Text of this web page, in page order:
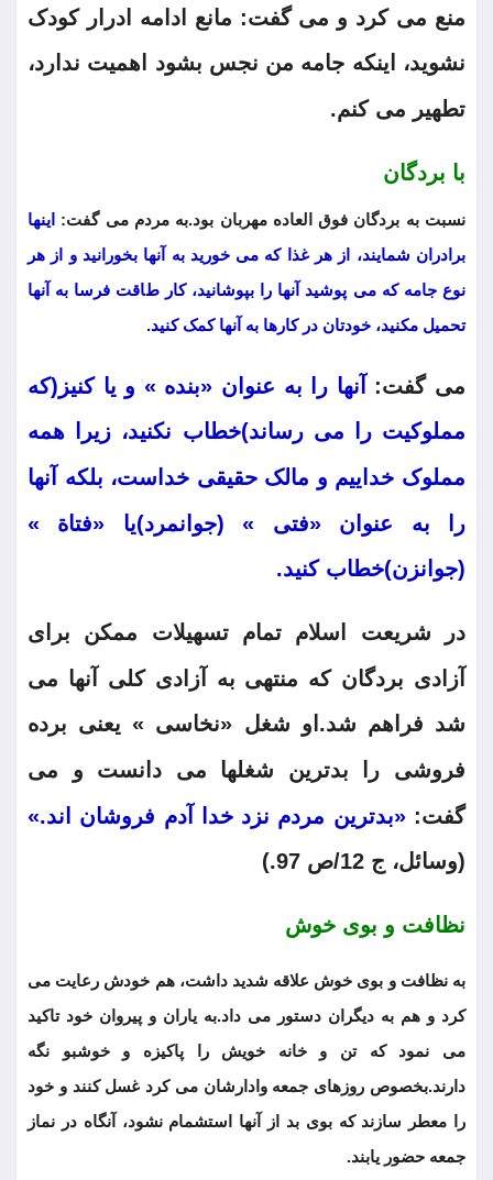
منع می کرد و می گفت: مانع ادامه ادرار کودک
نشوید، اینکه جامه من نجس بشود اهمیت ندارد،
تطهیر می کنم.
با بردگان
نسبت به بردگان فوق العاده مهربان بود.به مردم می گفت: اینها
برادران شمایند، از هر غذا که می خورید به آنها بخورانید و از هر
نوع جامه که می پوشید آنها را بپوشانید، کار طاقت فرسا به آنها
تحمیل مکنید، خودتان در کارها به آنها کمک کنید.
می گفت:
آنها را به عنوان «بنده » و یا کنیز(که
مملوکیت را می رساند)خطاب نکنید، زیرا همه
مملوک خداییم و مالک حقیقی خداست، بلکه آنها
را به عنوان «فتی » (جوانمرد)یا «فتاة »
(جوانزن)خطاب کنید.
در شریعت اسلام تمام تسهیلات ممکن برای
آزادی بردگان که منتهی به آزادی کلی آنها می
شد فراهم شد.او شغل «نخاسی » یعنی برده
فروشی را بدترین شغلها می دانست و می
گفت:«بدترین مردم نزد خدا آدم فروشان اند.»
(وسائل، ج 12/ص 97.)
نظافت و بوی خوش
به نظافت و بوی خوش علاقه شدید داشت، هم خودش رعایت می
کرد و هم به دیگران دستور می داد.به یاران و پیروان خود تاکید
می نمود که تن و خانه خویش را پاکیزه و خوشبو نگه
دارند.بخصوص روزهای جمعه وادارشان می کرد غسل کنند و خود
را معطر سازند که بوی بد از آنها استشمام نشود، آنگاه در نماز
جمعه حضور یابند.